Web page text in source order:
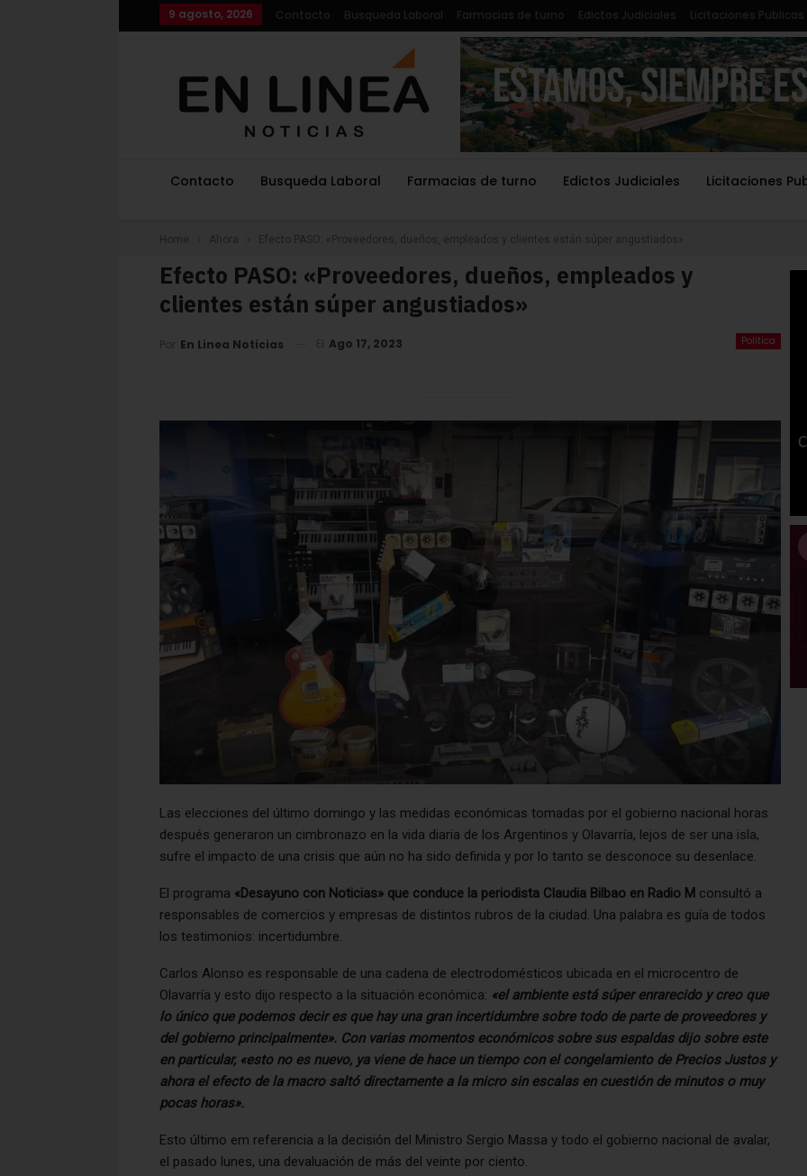
9 agosto, 2026 Contacto Busqueda Laboral Farmacias de turno Edictos Judiciales Licitaciones Publicas
Contacto Busqueda Laboral Farmacias de turno Edictos Judiciales Licitaciones
Home Ahora Efecto PASO: «Proveedores, dueños, empleados y clientes están súper angustiados»
Efecto PASO: «Proveedores, dueños, empleados y
clientes están súper angustiados»
Política
Por En Linea Noticias El Ago 17, 2023
Las elecciones del último domingo y las medidas económicas tomadas por el gobierno nacional horas
después generaron un cimbronazo en la vida diaria de los Argentinos y Olavarría, lejos de ser una isla,
sufre el impacto de una crisis que aún no ha sido definida y por lo tanto se desconoce su desenlace.
El programa «Desayuno con Noticias» que conduce la periodista Claudia Bilbao en Radio M consultó a
responsables de comercios y empresas de distintos rubros de la ciudad. Una palabra es guía de todos
los testimonios: incertidumbre.
Carlos Alonso es responsable de una cadena de electrodomésticos ubicada en el microcentro de
Olavarría y esto dijo respecto a la situación económica: «el ambiente está súper enrarecido y creo que
lo único que podemos decir es que hay una gran incertidumbre sobre todo de parte de proveedores y
del gobierno principalmente». Con varias momentos económicos sobre sus espaldas dijo sobre este
en particular, «esto no es nuevo, ya viene de hace un tiempo con el congelamiento de Precios Justos y
ahora el efecto de la macro saltó directamente a la micro sin escalas en cuestión de minutos o muy
pocas horas».
Esto último em referencia a la decisión del Ministro Sergio Massa y todo el gobierno nacional de avalar,
el pasado lunes, una devaluación de más del veinte por ciento.